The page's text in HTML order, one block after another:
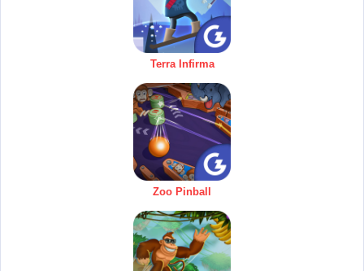
Terra Infirma
Zoo Pinball